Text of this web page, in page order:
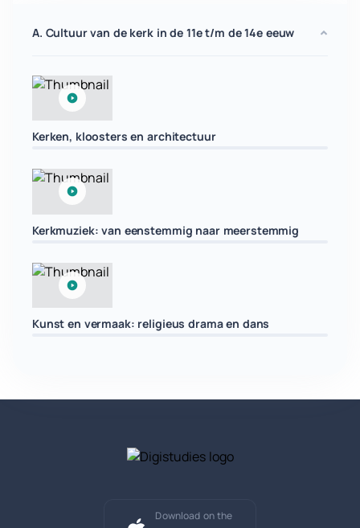
A. Cultuur van de kerk in de 11e t/m de 14e eeuw
Kerken, kloosters en architectuur
Kerkmuziek: van eenstemmig naar meerstemmig
Kunst en vermaak: religieus drama en dans
Download on the